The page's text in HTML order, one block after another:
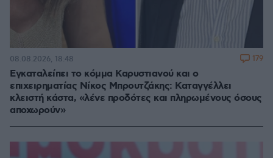
Εγκαταλείπει το κόμμα Καρυστιανού και ο
επιχειρηματίας Νίκος Μπρουτζάκης: Καταγγέλλει
κλειστή κάστα, «λένε προδότες και πληρωμένους όσους
αποχωρούν»
08.08.2026, 18:48 179